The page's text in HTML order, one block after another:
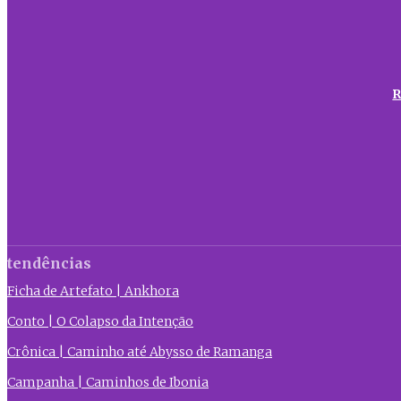
tendências
Ficha de Artefato | Ankhora
Conto | O Colapso da Intenção
Crônica | Caminho até Abysso de Ramanga
Campanha | Caminhos de Ibonia